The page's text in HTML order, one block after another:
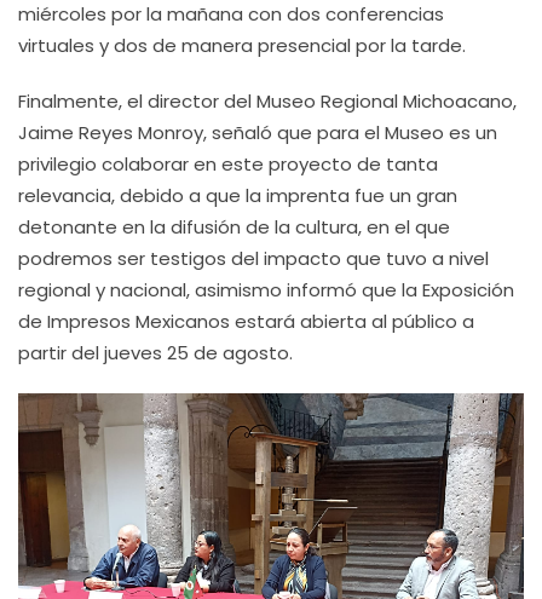
miércoles por la mañana con dos conferencias
virtuales y dos de manera presencial por la tarde.
Finalmente, el director del Museo Regional Michoacano,
Jaime Reyes Monroy, señaló que para el Museo es un
privilegio colaborar en este proyecto de tanta
relevancia, debido a que la imprenta fue un gran
detonante en la difusión de la cultura, en el que
podremos ser testigos del impacto que tuvo a nivel
regional y nacional, asimismo informó que la Exposición
de Impresos Mexicanos estará abierta al público a
partir del jueves 25 de agosto.